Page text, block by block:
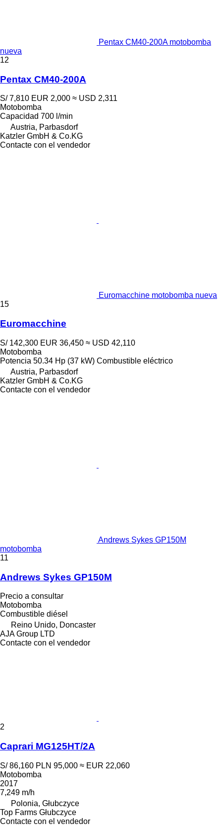
Pentax CM40-200A motobomba
nueva
12
Pentax CM40-200A
S/ 7,810 EUR 2,000 ≈ USD 2,311
Motobomba
Capacidad 700 l/min
Austria, Parbasdorf
Katzler GmbH & Co.KG
Contacte con el vendedor
Euromacchine motobomba nueva
15
Euromacchine
S/ 142,300 EUR 36,450 ≈ USD 42,110
Motobomba
Potencia 50.34 Hp (37 kW) Combustible eléctrico
Austria, Parbasdorf
Katzler GmbH & Co.KG
Contacte con el vendedor
Andrews Sykes GP150M
motobomba
11
Andrews Sykes GP150M
Precio a consultar
Motobomba
Combustible diésel
Reino Unido, Doncaster
AJA Group LTD
Contacte con el vendedor
2
Caprari MG125HT/2A
S/ 86,160 PLN 95,000 ≈ EUR 22,060
Motobomba
2017
7,249 m/h
Polonia, Głubczyce
Top Farms Głubczyce
Contacte con el vendedor